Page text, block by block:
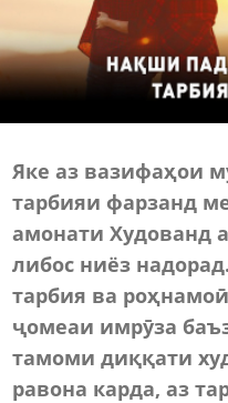
Яке аз вазифаҳои
тарбияи фарзанд
амонати Худованд
либос ниёз
тарбия ва
ҷомеаи имрӯза
тамоми диққати
равона карда, аз